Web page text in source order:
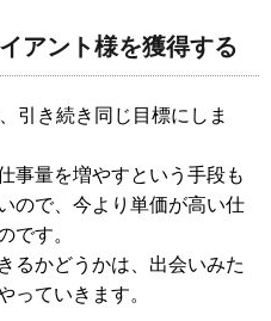
アント様を獲得する
引き続き同じ目標にしま
事量を増やすという手段も
ので、今より単価が高い仕
です。
るかどうかは、出会いみた
っていきます。